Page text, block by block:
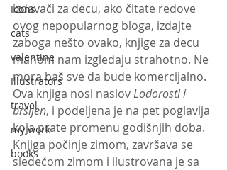
Icons
cats
valentine
Illustrators
travel
my work
books
izdavači za decu, ako čitate redove
ovog nepopularnog bloga, izdajte
zaboga nešto ovako, knjige za decu
mahom nam izgledaju strahotno. Ne
mora baš sve da bude komercijalno.
Ova knjiga nosi naslov Lodorosti i
bršljen, i podeljena je na pet poglavlja
koja prate promenu godišnjih doba.
Knjiga počinje zimom, završava se
sledećom zimom i ilustrovana je sa